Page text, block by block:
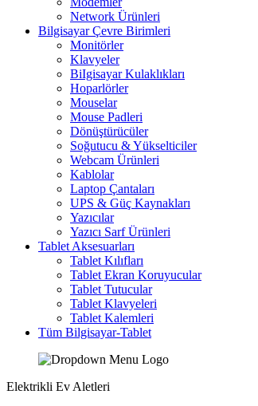
Network Ürünleri
Bilgisayar Çevre Birimleri
Monitörler
Klavyeler
BiIgisayar Kulaklıkları
Hoparlörler
Mouselar
Mouse Padleri
Dönüştürücüler
Soğutucu & Yükselticiler
Webcam Ürünleri
Kablolar
Laptop Çantaları
UPS & Güç Kaynakları
Yazıcılar
Yazıcı Sarf Ürünleri
Tablet Aksesuarları
Tablet Kılıfları
Tablet Ekran Koruyucular
Tablet Tutucular
Tablet Klavyeleri
Tablet Kalemleri
Tüm Bilgisayar-Tablet
Elektrikli Ev Aletleri